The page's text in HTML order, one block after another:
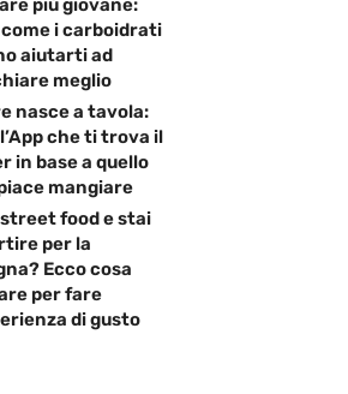
i carboidrati
aiutarti ad
meglio
nasce a tavola:
che ti trova il
in base a quello
mangiare
food e stai
per la
Ecco cosa
per fare
di gusto